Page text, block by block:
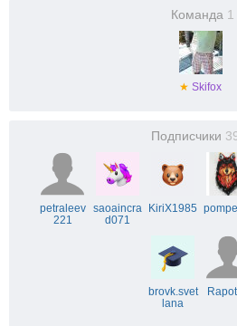
Команда 1
★ Skifox
Подписчики
petraleev
221
saoaincra
d071
KiriX1985
brovk.svet
lana